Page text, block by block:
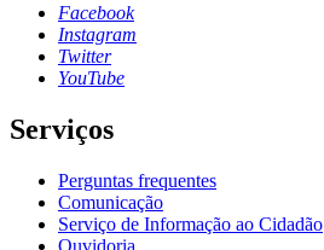
Facebook
Instagram
Twitter
YouTube
Serviços
Perguntas frequentes
Comunicação
Serviço de Informação ao Cidadão
Ouvidoria